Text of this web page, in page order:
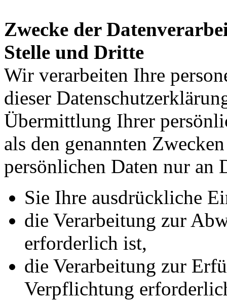
Zwecke der
Stelle und Dritte
Wir verarbeiten Ihre
dieser
Übermittlung Ihrer
als den genannten
persönlichen Daten nur an
Sie Ihre ausdrückliche
die Verarbeitung zur
erforderlich ist,
die Verarbeitung zur
Verpflichtung